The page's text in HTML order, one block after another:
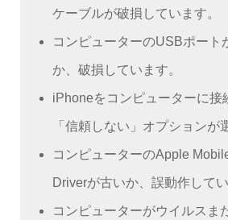
ケーブルが破損しています。
コンピューターのUSBポート
か、破損しています。
iPhoneをコンピューターに接
「信頼しない」オプションが
コンピューターのApple
Driverが古いか、誤動作してい
コンピューターがウイルスま